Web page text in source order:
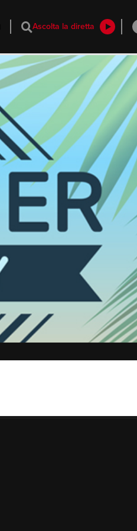
Ascolta la diretta